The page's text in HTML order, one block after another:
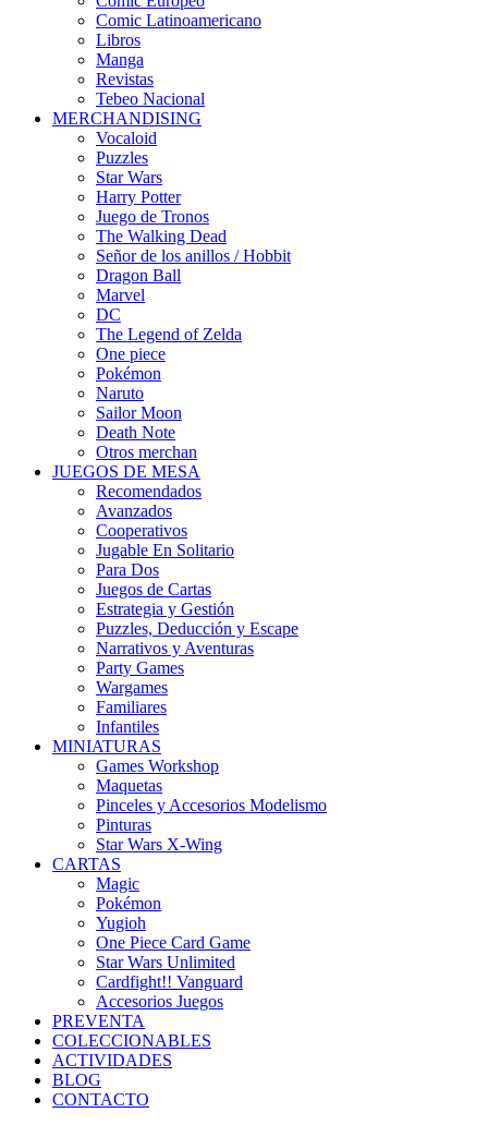
Comic Latinoamericano
Libros
Manga
Revistas
Tebeo Nacional
MERCHANDISING
Vocaloid
Puzzles
Star Wars
Harry Potter
Juego de Tronos
The Walking Dead
Señor de los anillos / Hobbit
Dragon Ball
Marvel
DC
The Legend of Zelda
One piece
Pokémon
Naruto
Sailor Moon
Death Note
Otros merchan
JUEGOS DE MESA
Recomendados
Avanzados
Cooperativos
Jugable En Solitario
Para Dos
Juegos de Cartas
Estrategia y Gestión
Puzzles, Deducción y Escape
Narrativos y Aventuras
Party Games
Wargames
Familiares
Infantiles
MINIATURAS
Games Workshop
Maquetas
Pinceles y Accesorios Modelismo
Pinturas
Star Wars X-Wing
CARTAS
Magic
Pokémon
Yugioh
One Piece Card Game
Star Wars Unlimited
Cardfight!! Vanguard
Accesorios Juegos
PREVENTA
COLECCIONABLES
ACTIVIDADES
BLOG
CONTACTO